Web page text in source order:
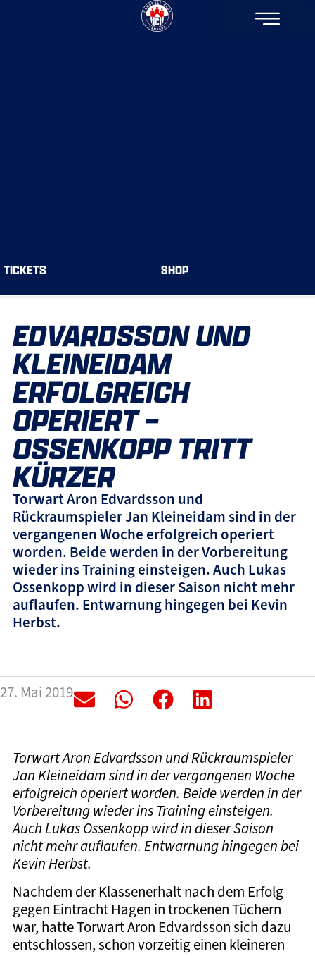
TICKETS SHOP
EDVARDSSON UND
KLEINEIDAM
ERFOLGREICH
OPERIERT –
OSSENKOPP TRITT
KÜRZER
Torwart Aron Edvardsson und
Rückraumspieler Jan Kleineidam sind in der
vergangenen Woche erfolgreich operiert
worden. Beide werden in der Vorbereitung
wieder ins Training einsteigen. Auch Lukas
Ossenkopp wird in dieser Saison nicht mehr
auflaufen. Entwarnung hingegen bei Kevin
Herbst.
27. Mai 2019
Torwart Aron Edvardsson und Rückraumspieler
Jan Kleineidam sind in der vergangenen Woche
erfolgreich operiert worden. Beide werden in der
Vorbereitung wieder ins Training einsteigen.
Auch Lukas Ossenkopp wird in dieser Saison
nicht mehr auflaufen. Entwarnung hingegen bei
Kevin Herbst.
Nachdem der Klassenerhalt nach dem Erfolg
gegen Eintracht Hagen in trockenen Tüchern
war, hatte Torwart Aron Edvardsson sich dazu
entschlossen, schon vorzeitig einen kleineren